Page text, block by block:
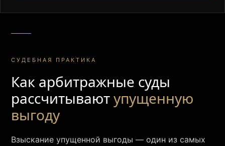
СУДЕБНАЯ ПРАКТИКА
Как арбитражные суды
рассчитываютупущенную
выгоду
Взыскание упущенной выгоды — один из самых